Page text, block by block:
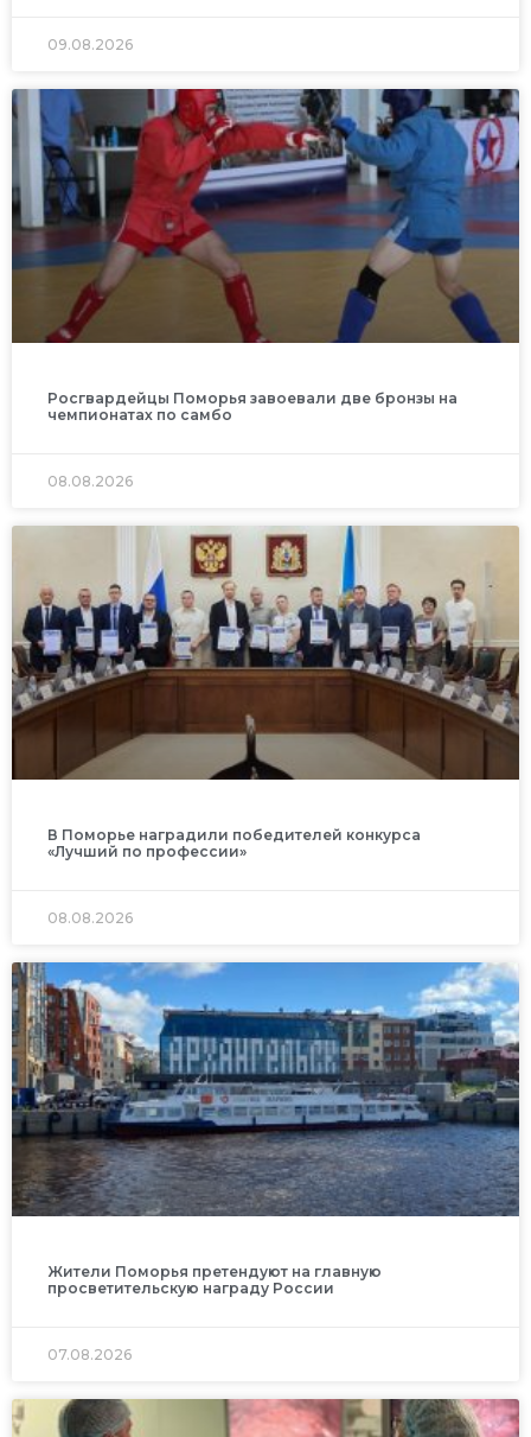
09.08.2026
Росгвардейцы Поморья завоевали две бронзы на
чемпионатах по самбо
08.08.2026
В Поморье наградили победителей конкурса
«Лучший по профессии»
08.08.2026
Жители Поморья претендуют на главную
просветительскую награду России
07.08.2026